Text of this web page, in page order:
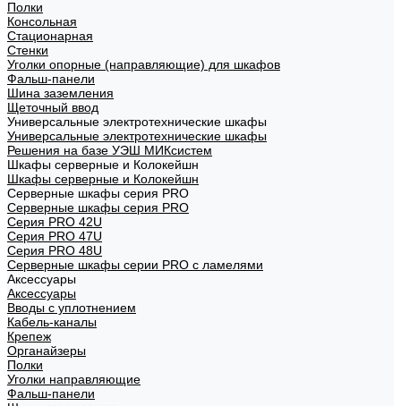
Полки
Консольная
Стационарная
Стенки
Уголки опорные (направляющие) для шкафов
Фальш-панели
Шина заземления
Щеточный ввод
Универсальные электротехнические шкафы
Универсальные электротехнические шкафы
Решения на базе УЭШ МИКсистем
Шкафы серверные и Колокейшн
Шкафы серверные и Колокейшн
Серверные шкафы серия PRO
Серверные шкафы серия PRO
Серия PRO 42U
Серия PRO 47U
Серия PRO 48U
Серверные шкафы серии PRO с ламелями
Аксессуары
Аксессуары
Вводы с уплотнением
Кабель-каналы
Крепеж
Органайзеры
Полки
Уголки направляющие
Фальш-панели